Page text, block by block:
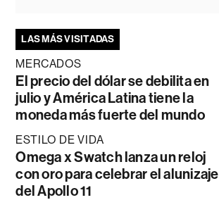
LAS MÁS VISITADAS
MERCADOS
El precio del dólar se debilita en
julio y América Latina tiene la
moneda más fuerte del mundo
ESTILO DE VIDA
Omega x Swatch lanza un reloj
con oro para celebrar el alunizaje
del Apollo 11